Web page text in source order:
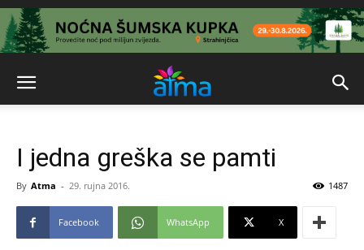
I jedna greška se pamti
By Atma - 29. rujna 2016. 1487
Facebook WhatsApp X